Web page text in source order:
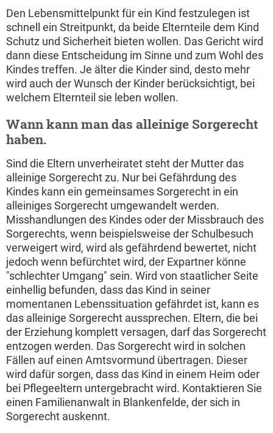
Den Lebensmittelpunkt für ein Kind festzulegen ist
schnell ein Streitpunkt, da beide Elternteile dem Kind
Schutz und Sicherheit bieten wollen. Das Gericht wird
dann diese Entscheidung im Sinne und zum Wohl des
Kindes treffen. Je älter die Kinder sind, desto mehr
wird auch der Wunsch der Kinder berücksichtigt, bei
welchem Elternteil sie leben wollen.
Wann kann man das alleinige Sorgerecht
haben.
Sind die Eltern unverheiratet steht der Mutter das
alleinige Sorgerecht zu. Nur bei Gefährdung des
Kindes kann ein gemeinsames Sorgerecht in ein
alleiniges Sorgerecht umgewandelt werden.
Misshandlungen des Kindes oder der Missbrauch des
Sorgerechts, wenn beispielsweise der Schulbesuch
verweigert wird, wird als gefährdend bewertet, nicht
jedoch wenn befürchtet wird, der Expartner könne
"schlechter Umgang" sein. Wird von staatlicher Seite
einhellig befunden, dass das Kind in seiner
momentanen Lebenssituation gefährdet ist, kann es
das alleinige Sorgerecht aussprechen. Eltern, die bei
der Erziehung komplett versagen, darf das Sorgerecht
entzogen werden. Das Sorgerecht wird in solchen
Fällen auf einen Amtsvormund übertragen. Dieser
wird dafür sorgen, dass das Kind in einem Heim oder
bei Pflegeeltern untergebracht wird. Kontaktieren Sie
einen Familienanwalt in Blankenfelde, der sich in
Sorgerecht auskennt.